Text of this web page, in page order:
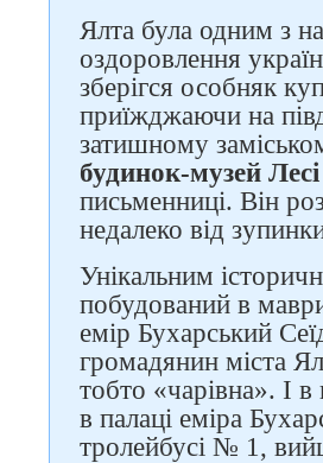
Ялта була одним з
оздоровлення
зберігся особняк
приїжджаючи на
затишному
будинок-музей
письменниці. Він
недалеко від
Унікальним
побудований в
емір Бухарський
громадянин міста
тобто «чарівна». І
в палаці еміра
тролейбусі № 1,
Слідкуйте за
соцмережах